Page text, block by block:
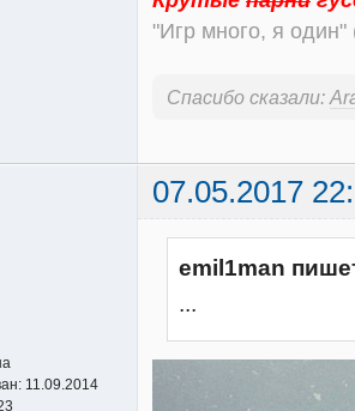
"Игр много, я один"
Спасибо сказали:
07.05.2017
11.09.2014
emil1man
...